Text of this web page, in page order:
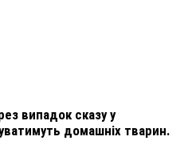
випадок сказу у
домашніх тварин.